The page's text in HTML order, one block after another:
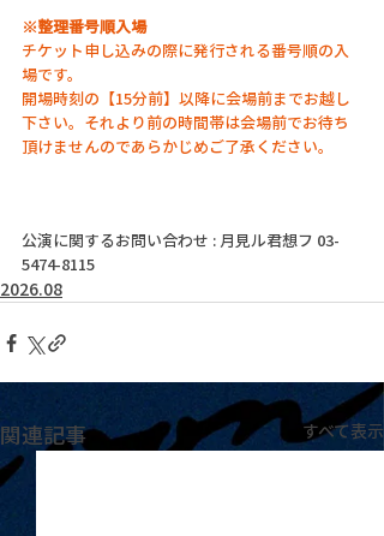
※整理番号順入場
チケット申し込みの際に発行される番号順の入
場です。
開場時刻の【15分前】以降に会場前までお越し
下さい。それより前の時間帯は会場前でお待ち
頂けませんのであらかじめご了承ください。
公演に関するお問い合わせ : 月見ル君想フ 03-
5474-8115
2026.08
関連記事 すべて表示